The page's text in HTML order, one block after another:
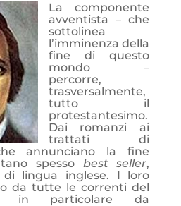
La componente
avventista – che
sottolinea
l’imminenza della
fine di questo
mondo –
percorre,
trasversalmente,
tutto il
protestantesimo.
Dai romanzi ai
trattati di
annunciano la fine
spesso best seller,
di lingua inglese. I loro
da tutte le correnti del
in particolare da